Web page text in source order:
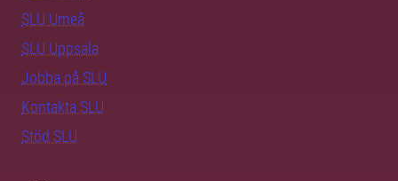
SLU Umeå
SLU Uppsala
Jobba på SLU
Kontakta SLU
Stöd SLU